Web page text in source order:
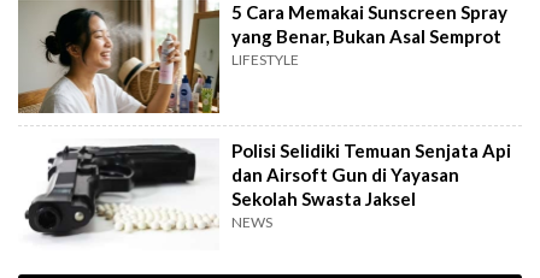
5 Cara Memakai Sunscreen Spray
yang Benar, Bukan Asal Semprot
LIFESTYLE
Polisi Selidiki Temuan Senjata Api
dan Airsoft Gun di Yayasan
Sekolah Swasta Jaksel
NEWS